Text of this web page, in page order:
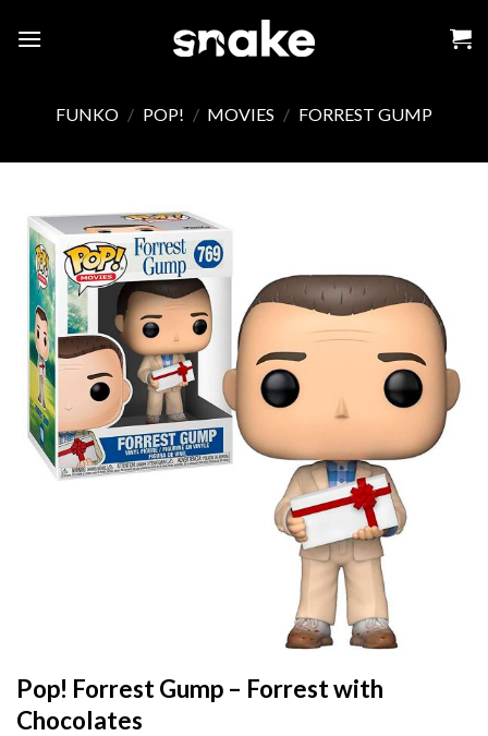
FUNKO / POP! / MOVIES / FORREST GUMP
Pop! Forrest Gump – Forrest with
Chocolates